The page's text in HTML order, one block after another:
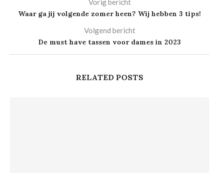
Vorig bericht
Waar ga jij volgende zomer heen? Wij hebben 3 tips!
Volgend bericht
De must have tassen voor dames in 2023
RELATED POSTS